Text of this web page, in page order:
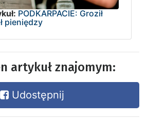
PODKARPACIE: Groził
pieniędzy
artykuł znajomym:
Udostępnij